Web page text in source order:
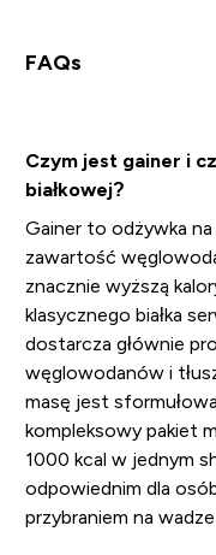
FAQs
Czym jest gainer i
białkowej?
Gainer to odżywka
zawartość
znacznie wyższą
klasycznego białka
dostarcza głównie
węglowodanów i
masę jest
kompleksowy pakiet
1000 kcal w jednym
odpowiednim dla
przybraniem na